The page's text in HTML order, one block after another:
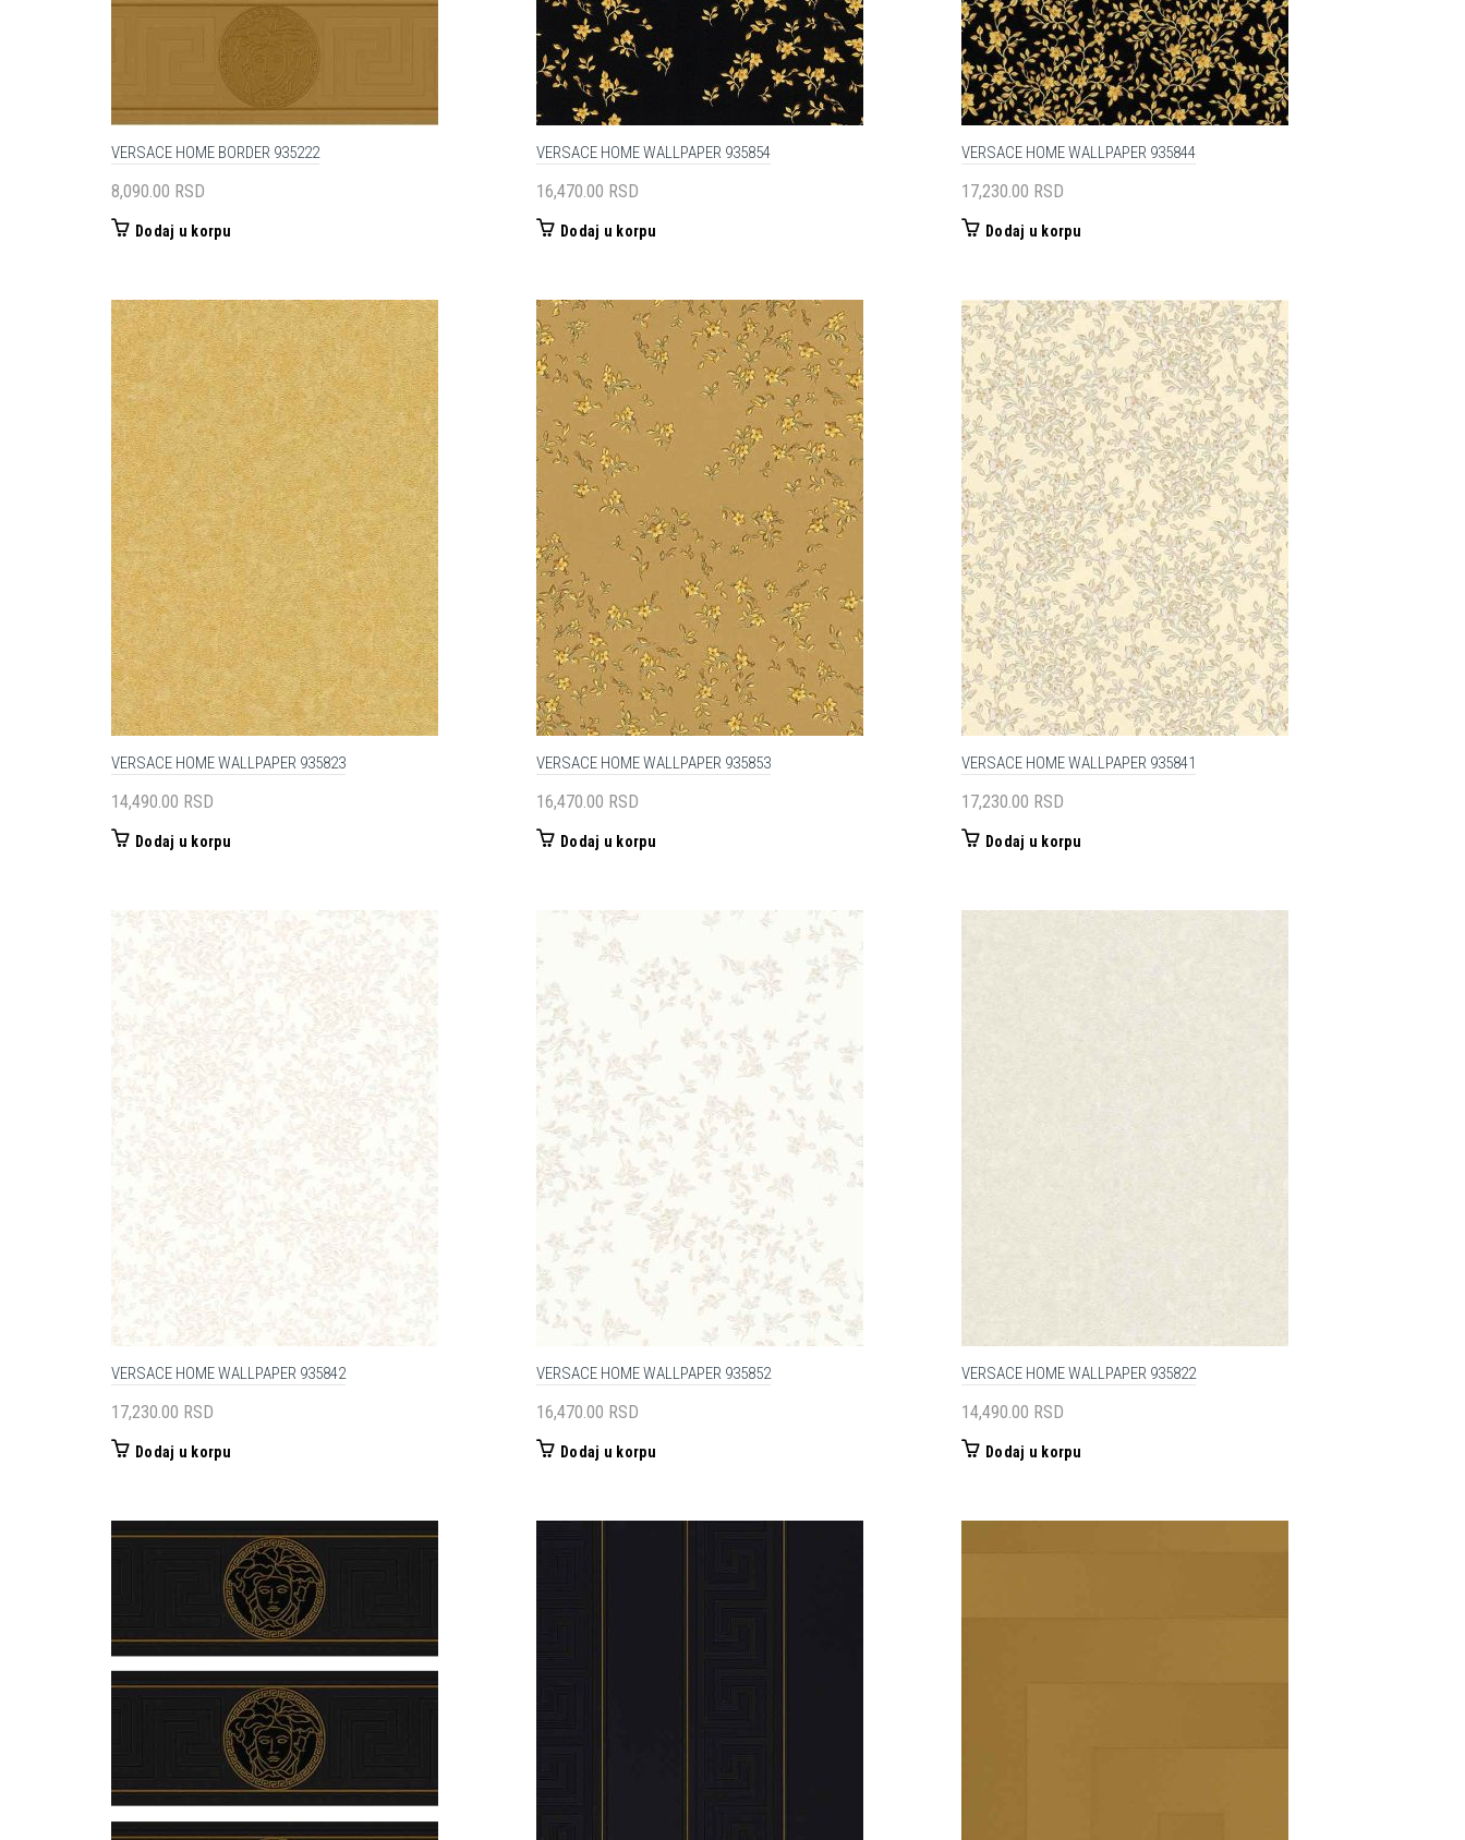
VERSACE HOME BORDER 935222
8,090.00 RSD
Dodaj u korpu
VERSACE HOME WALLPAPER 935854
16,470.00 RSD
Dodaj u korpu
VERSACE HOME WALLPAPER 935844
17,230.00 RSD
Dodaj u korpu
VERSACE HOME WALLPAPER 935823
14,490.00 RSD
Dodaj u korpu
VERSACE HOME WALLPAPER 935853
16,470.00 RSD
Dodaj u korpu
VERSACE HOME WALLPAPER 935841
17,230.00 RSD
Dodaj u korpu
VERSACE HOME WALLPAPER 935842
17,230.00 RSD
Dodaj u korpu
VERSACE HOME WALLPAPER 935852
16,470.00 RSD
Dodaj u korpu
VERSACE HOME WALLPAPER 935822
14,490.00 RSD
Dodaj u korpu